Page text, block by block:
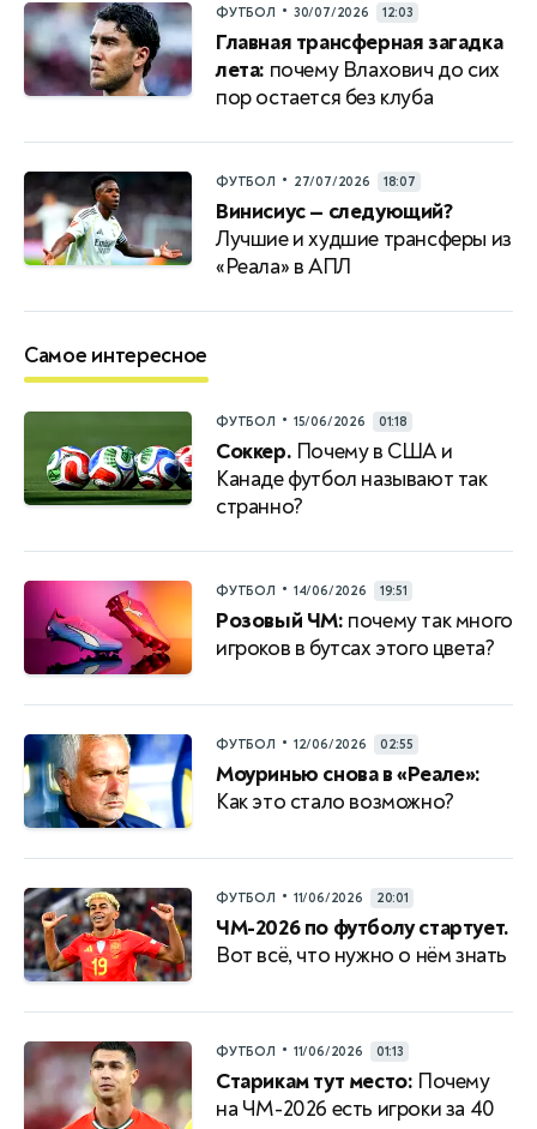
ФУТБОЛ • 30/07/2026 12:03
Главная трансферная загадка
лета: почему Влахович до сих
пор остается без клуба
ФУТБОЛ • 27/07/2026 18:07
Винисиус — следующий?
Лучшие и худшие трансферы из
«Реала» в АПЛ
Самое интересное
ФУТБОЛ • 15/06/2026 01:18
Соккер. Почему в США и
Канаде футбол называют так
странно?
ФУТБОЛ • 14/06/2026 19:51
Розовый ЧМ: почему так много
игроков в бутсах этого цвета?
ФУТБОЛ • 12/06/2026 02:55
Моуринью снова в «Реале»:
Как это стало возможно?
ФУТБОЛ • 11/06/2026 20:01
ЧМ-2026 по футболу стартует.
Вот всё, что нужно о нём знать
ФУТБОЛ • 11/06/2026 01:13
Старикам тут место: Почему
на ЧМ-2026 есть игроки за 40